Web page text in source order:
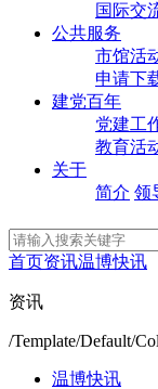
国际交
公共服务
市馆活
申请下
建党百年
党建工
教育活
关于
简介 领
首页资讯温博快讯
资讯
/Template/Default/
温博快讯